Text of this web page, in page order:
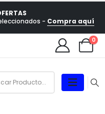
- Compra aquí
0